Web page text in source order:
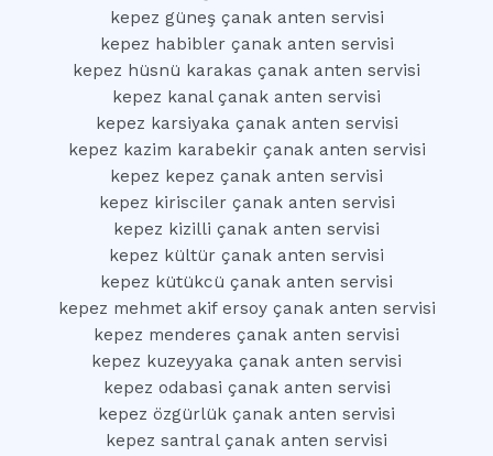
kepez güneş çanak anten servisi
kepez habibler çanak anten servisi
kepez hüsnü karakas çanak anten servisi
kepez kanal çanak anten servisi
kepez karsiyaka çanak anten servisi
kepez kazim karabekir çanak anten servisi
kepez kepez çanak anten servisi
kepez kirisciler çanak anten servisi
kepez kizilli çanak anten servisi
kepez kültür çanak anten servisi
kepez kütükcü çanak anten servisi
kepez mehmet akif ersoy çanak anten servisi
kepez menderes çanak anten servisi
kepez kuzeyyaka çanak anten servisi
kepez odabasi çanak anten servisi
kepez özgürlük çanak anten servisi
kepez santral çanak anten servisi